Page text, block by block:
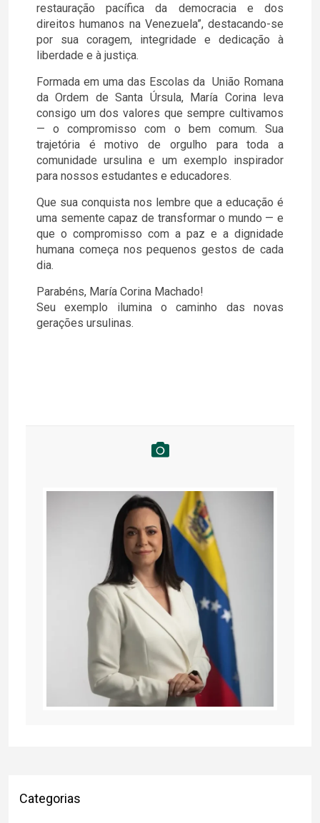
restauração pacífica da democracia e dos
direitos humanos na Venezuela”, destacando-se
por sua coragem, integridade e dedicação à
liberdade e à justiça.
Formada em uma das Escolas da União Romana
da Ordem de Santa Úrsula, María Corina leva
consigo um dos valores que sempre cultivamos
— o compromisso com o bem comum. Sua
trajetória é motivo de orgulho para toda a
comunidade ursulina e um exemplo inspirador
para nossos estudantes e educadores.
Que sua conquista nos lembre que a educação é
uma semente capaz de transformar o mundo — e
que o compromisso com a paz e a dignidade
humana começa nos pequenos gestos de cada
dia.
Parabéns, María Corina Machado!
Seu exemplo ilumina o caminho das novas
gerações ursulinas.
Categorias